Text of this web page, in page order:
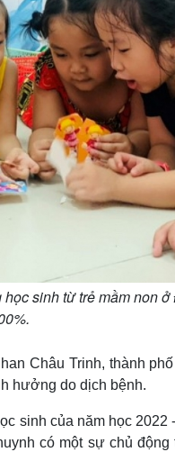
sinh từ trẻ mầm non
Châu Trinh, thành
hưởng do dịch bệnh.
sinh của năm học
có một sự chủ động